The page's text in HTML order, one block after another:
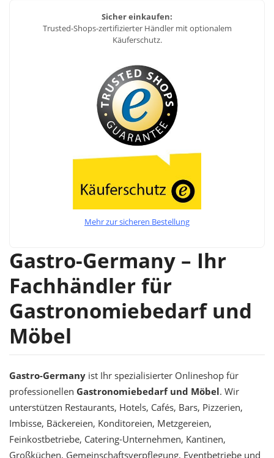
Sicher einkaufen:
Trusted-Shops-zertifizierter Händler mit optionalem
Käuferschutz.
Mehr zur sicheren Bestellung
Gastro-Germany – Ihr
Fachhändler für
Gastronomiebedarf und
Möbel
Gastro-Germany ist Ihr spezialisierter Onlineshop für
professionellen Gastronomiebedarf und Möbel. Wir
unterstützen Restaurants, Hotels, Cafés, Bars, Pizzerien,
Imbisse, Bäckereien, Konditoreien, Metzgereien,
Feinkostbetriebe, Catering-Unternehmen, Kantinen,
Großküchen, Gemeinschaftsverpflegung, Eventbetriebe und